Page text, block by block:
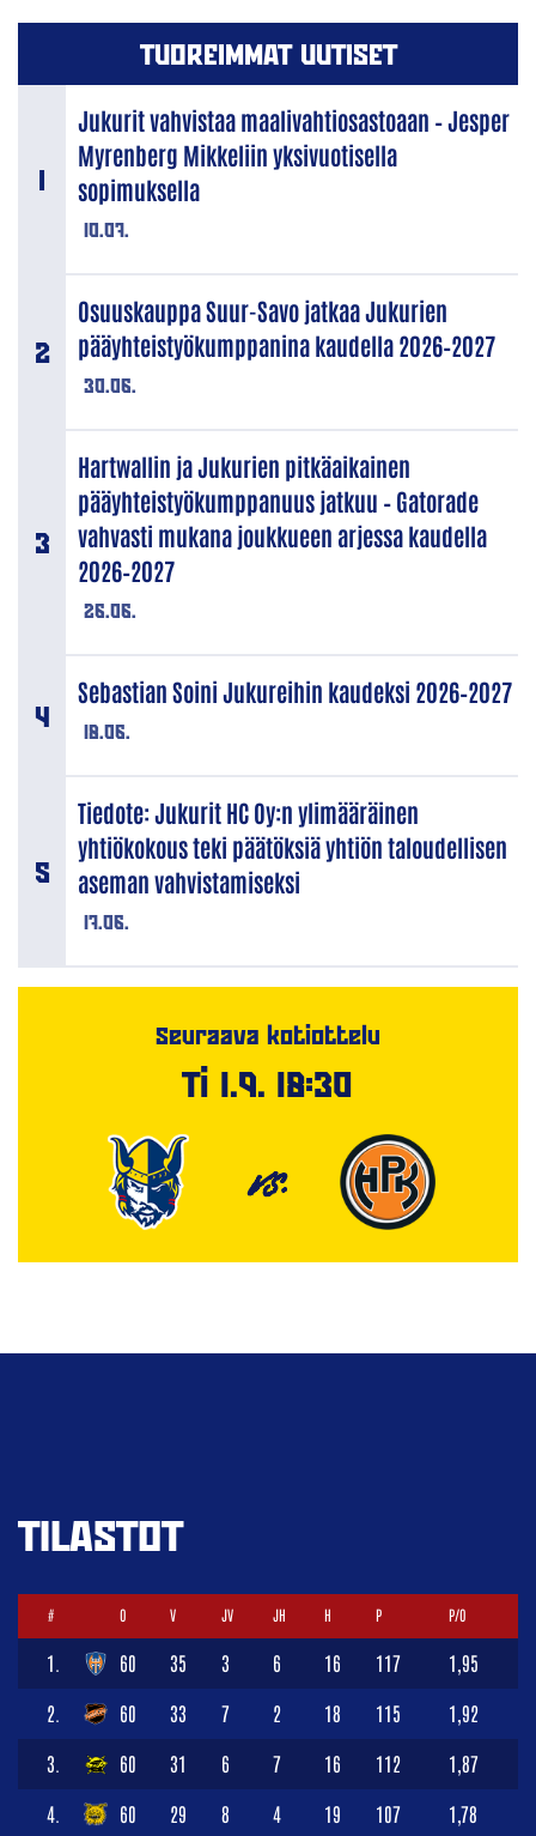
TUOREIMMAT UUTISET
10.07.
Jukurit vahvistaa maalivahtiosastoaan – Jesper
Myrenberg Mikkeliin yksivuotisella
sopimuksella
30.06.
Osuuskauppa Suur-Savo jatkaa Jukurien
pääyhteistyökumppanina kaudella 2026–2027
26.06.
Hartwallin ja Jukurien pitkäaikainen
pääyhteistyökumppanuus jatkuu – Gatorade
vahvasti mukana joukkueen arjessa kaudella
2026–2027
18.06.
Sebastian Soini Jukureihin kaudeksi 2026–2027
17.06.
Tiedote: Jukurit HC Oy:n ylimääräinen
yhtiökokous teki päätöksiä yhtiön taloudellisen
aseman vahvistamiseksi
Seuraava kotiottelu
Ti 1.9. 18:30
VS.
TILASTOT
# O V JV JH H P P/O
1. 60 35 3 6 16 117 1,95
2. 60 33 7 2 18 115 1,92
3. 60 31 6 7 16 112 1,87
4. 60 29 8 4 19 107 1,78